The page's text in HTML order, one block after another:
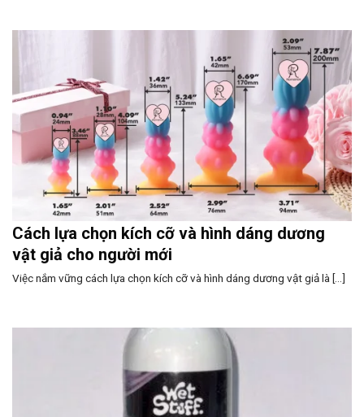
Cách lựa chọn kích cỡ và hình dáng dương
vật giả cho người mới
Việc nắm vững cách lựa chọn kích cỡ và hình dáng dương vật giả là [...]